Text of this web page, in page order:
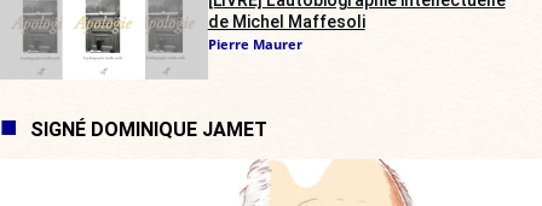
de Michel Maffesoli
Pierre Maurer
SIGNÉ DOMINIQUE JAMET